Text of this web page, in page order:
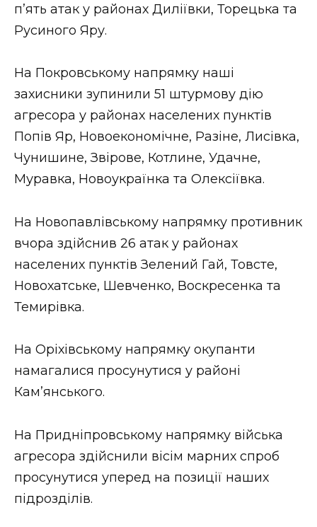
п’ять атак у районах Диліївки, Торецька та
Русиного Яру.
На Покровському напрямку наші
захисники зупинили 51 штурмову дію
агресора у районах населених пунктів
Попів Яр, Новоекономічне, Разіне, Лисівка,
Чунишине, Звірове, Котлине, Удачне,
Муравка, Новоукраїнка та Олексіївка.
На Новопавлівському напрямку противник
вчора здійснив 26 атак у районах
населених пунктів Зелений Гай, Товсте,
Новохатське, Шевченко, Воскресенка та
Темирівка.
На Оріхівському напрямку окупанти
намагалися просунутися у районі
Кам’янського.
На Придніпровському напрямку війська
агресора здійснили вісім марних спроб
просунутися уперед на позиції наших
підрозділів.